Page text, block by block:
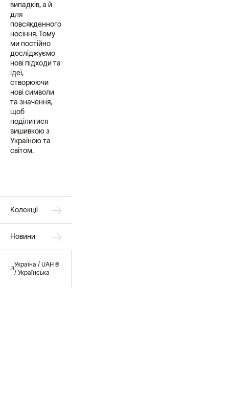
випадків, а й
для
повсякденного
носіння. Тому
ми постійно
досліджуємо
нові підходи та
ідеї,
створюючи
нові символи
та значення,
щоб
поділитися
вишивкою з
Україною та
світом.
Колекції
Новини
Україна / UAH ₴
/ Українська